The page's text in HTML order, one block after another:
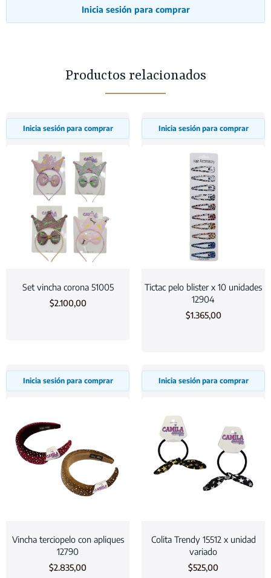
Inicia sesión para comprar
Productos relacionados
Inicia sesión para comprar
Set vincha corona 51005
$2.100,00
Inicia sesión para comprar
Tictac pelo blister x 10 unidades
12904
$1.365,00
Inicia sesión para comprar
Vincha terciopelo con apliques
12790
$2.835,00
Inicia sesión para comprar
Colita Trendy 15512 x unidad
variado
$525,00